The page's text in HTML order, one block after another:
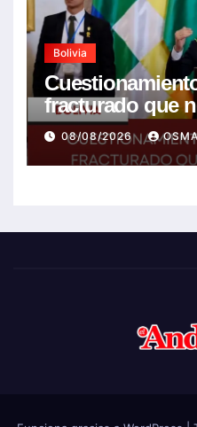
Bolivia
fracturado que
soluciones a la
08/08/2026